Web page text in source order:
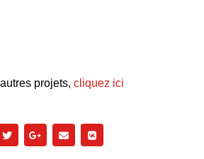
projets, cliquez ici